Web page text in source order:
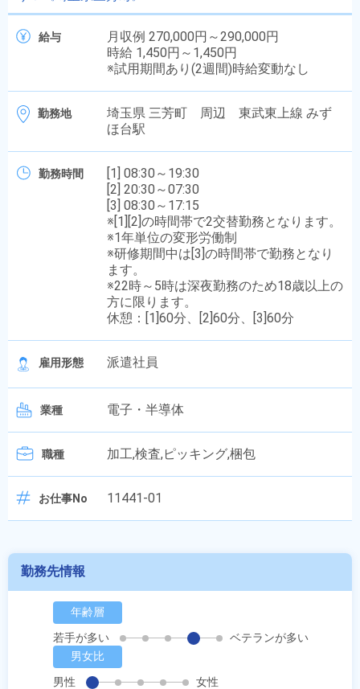
給与
月収例 270,000円～290,000円
時給 1,450円～1,450円
※試用期間あり(2週間)時給変動なし
勤務地
埼玉県 三芳町 周辺 東武東上線 みず
ほ台駅
勤務時間
[1] 08:30～19:30
[2] 20:30～07:30
[3] 08:30～17:15
※[1][2]の時間帯で2交替勤務となります。
※1年単位の変形労働制
※研修期間中は[3]の時間帯で勤務となり
ます。
※22時～5時は深夜勤務のため18歳以上の
方に限ります。
休憩：[1]60分、[2]60分、[3]60分
雇用形態 派遣社員
業種 電子・半導体
職種 加工,検査,ピッキング,梱包
お仕事No 11441-01
勤務先情報
年齢層
若手が多い
ベテランが多い
男女比
男性
女性